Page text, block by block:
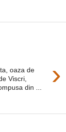
›
oaza de
Viscri,
din ...